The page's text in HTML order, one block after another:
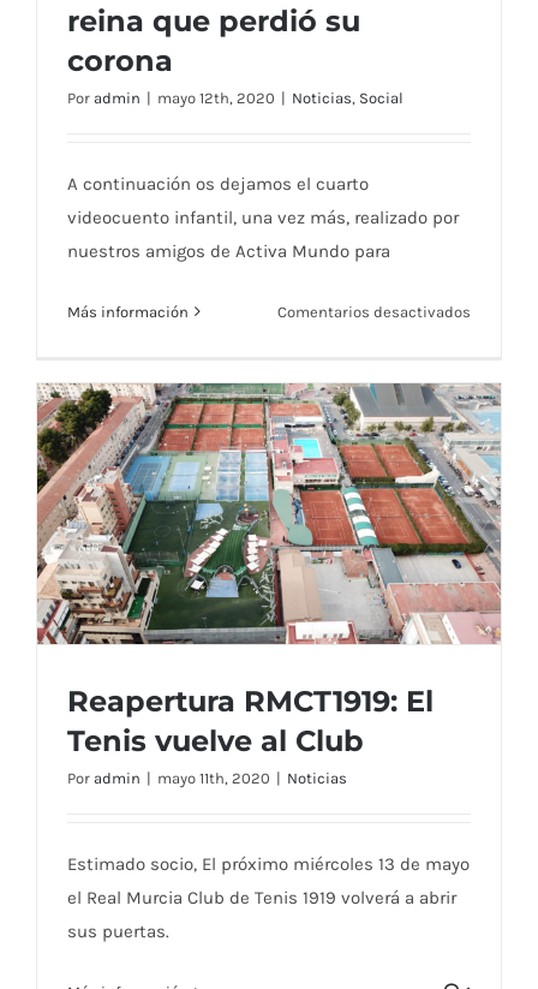
su corona
reina que perdió su
corona
Por admin | mayo 12th, 2020 | Noticias, Social
A continuación os dejamos el cuarto
videocuento infantil, una vez más, realizado por
nuestros amigos de Activa Mundo para
Más información Comentarios desactivados
La
reina
que
perdió
su
corona
Reapertura RMCT1919: El
Tenis vuelve al Club
Por admin | mayo 11th, 2020 | Noticias
Estimado socio, El próximo miércoles 13 de mayo
el Real Murcia Club de Tenis 1919 volverá a abrir
sus puertas.